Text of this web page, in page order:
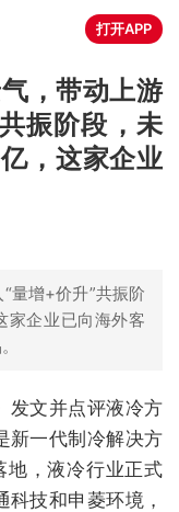
打开APP
，带动上游
振阶段，未
，这家企业
量增+价升”共振阶
家企业已向海外客
发文并点评液冷方
新一代制冷解决方
地，液冷行业正式
技和申菱环境，